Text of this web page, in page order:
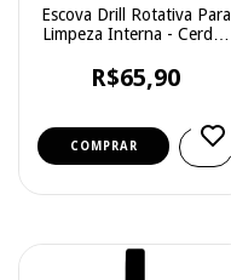
Escova Drill Rotativa Para
Limpeza Interna - Cerdas
R$65,90